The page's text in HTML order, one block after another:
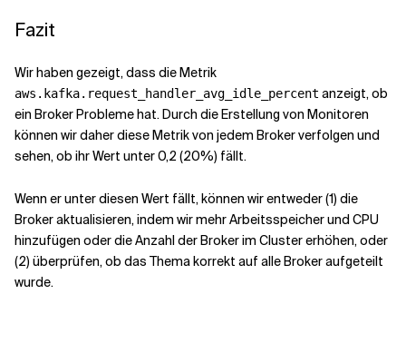
Fazit
Wir haben gezeigt, dass die Metrik
aws.kafka.request_handler_avg_idle_percent anzeigt, ob
ein Broker Probleme hat. Durch die Erstellung von Monitoren
können wir daher diese Metrik von jedem Broker verfolgen und
sehen, ob ihr Wert unter 0,2 (20%) fällt.
Wenn er unter diesen Wert fällt, können wir entweder (1) die
Broker aktualisieren, indem wir mehr Arbeitsspeicher und CPU
hinzufügen oder die Anzahl der Broker im Cluster erhöhen, oder
(2) überprüfen, ob das Thema korrekt auf alle Broker aufgeteilt
wurde.